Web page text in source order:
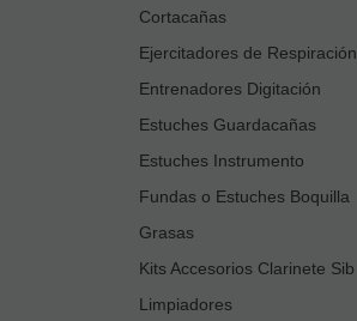
Cortacañas
Ejercitadores de Respiración
Entrenadores Digitación
Estuches Guardacañas
Estuches Instrumento
Fundas o Estuches Boquilla
Grasas
Kits Accesorios Clarinete Sib
Limpiadores